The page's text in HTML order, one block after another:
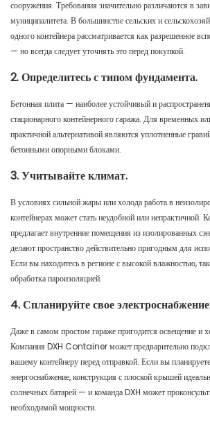
сооружения. Требования значительно различаются в
муниципалитета. В большинстве сельских и
одного контейнера рассматривается как разрешенное
— но всегда следует уточнять это перед покупкой.
2. Определитесь с типом фундамента.
Бетонная плита — наиболее устойчивый и
стационарного контейнерного гаража. Для временных
практичной альтернативой являются уплотненные
бетонными опорными блоками.
3. Учитывайте климат.
В условиях сильной жары или холода работа в
контейнерах может стать неудобной или
предлагает внутренние помещения из изолированных
делают пространство действительно пригодным для
Если вы находитесь в регионе с высокой влажностью,
обработка пароизоляцией.
4. Спланируйте свое
Даже в самом простом гараже пригодится освещение и
Компания DXH Container может предварительно
вашему контейнеру перед отправкой. Если вы
энергоснабжение, конструкция с плоской крышей
солнечных батарей — и команда DXH может
необходимой мощности.